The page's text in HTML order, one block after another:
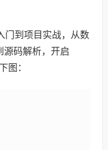
门到项目实战，从数
源码解析，开启
图：